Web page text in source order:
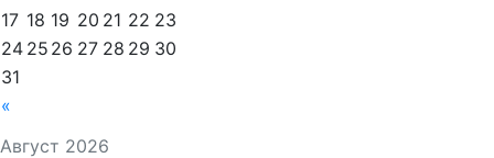
Август 2026
«
17 18 19 20 21 22 23
24 25 26 27 28 29 30
31